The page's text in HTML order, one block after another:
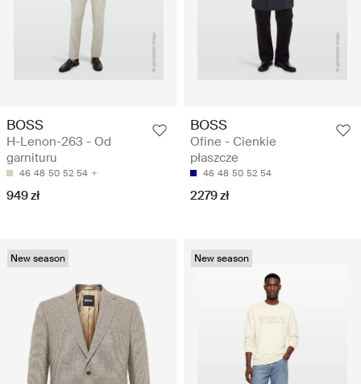
BOSS
H-Lenon-263 - Od
garnituru
46 48 50 52 54
949 zł
BOSS
Ofine - Cienkie
płaszcze
46 48 50 52 54
2279 zł
New season New season